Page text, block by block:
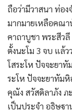
ถือว่ามีวาสนา ท่อ
มากมายเหลือคณ
คาถาบูชา พระสีวลี
ตั้งนะโม 3 จบ แล้ว
โสระโห ปัจจะยาทั
ระโห ปัจจะยาทัมหิ
คุณัง สวัสดิลาภัง ภ
เป็นประจำ อธิษฐ